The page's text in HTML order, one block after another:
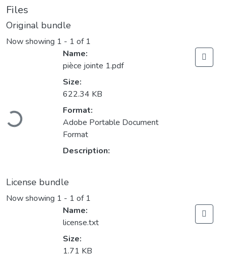
Files
Original bundle
Now showing 1 - 1 of 1
Loading...
Name:
pièce jointe 1.pdf
Size:
622.34 KB
Format:
Adobe Portable Document
Format
Description:
License bundle
Now showing 1 - 1 of 1
Name:
license.txt
Size:
1.71 KB